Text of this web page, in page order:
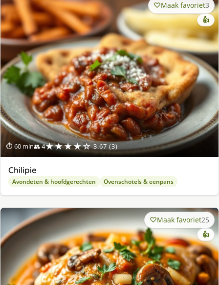
⏱ 60 min👥 4★★★★☆ 3.67 (3)
Maak favoriet3
👍
Chilipie
Avondeten & hoofdgerechten Ovenschotels & eenpans
Maak favoriet25
👍